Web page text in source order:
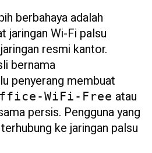
berbahaya adalah
jaringan Wi-Fi palsu
resmi kantor.
bernama
penyerang membuat
WiFi-Free atau
persis. Pengguna yang
ke jaringan palsu